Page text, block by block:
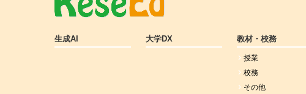
生成AI 大学DX 教材・校務
授業
校務
その他